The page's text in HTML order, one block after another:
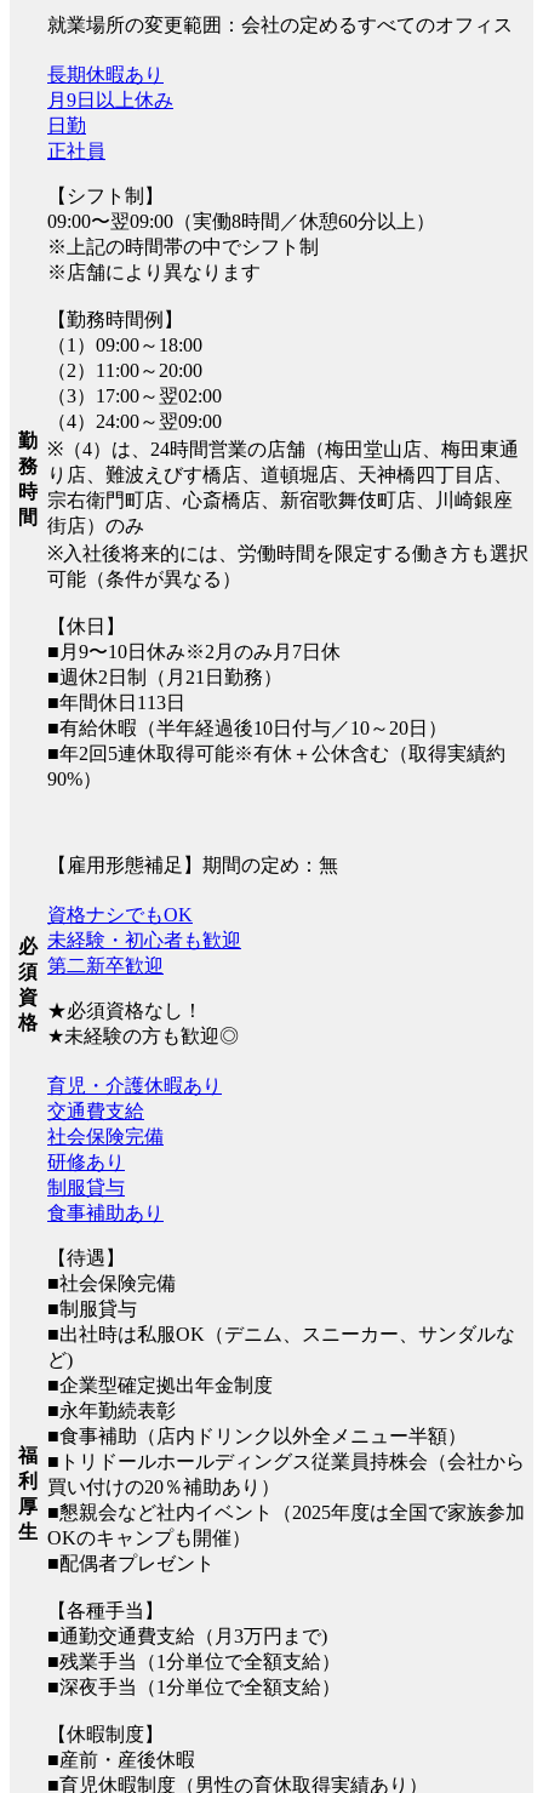
就業場所の変更範囲：会社の定めるすべてのオフィス
勤
務
時
間
長期休暇あり
月9日以上休み
日勤
正社員
【シフト制】
09:00〜翌09:00（実働8時間／休憩60分以上）
※上記の時間帯の中でシフト制
※店舗により異なります
【勤務時間例】
（1）09:00～18:00
（2）11:00～20:00
（3）17:00～翌02:00
（4）24:00～翌09:00
※（4）は、24時間営業の店舗（梅田堂山店、梅田東通
り店、難波えびす橋店、道頓堀店、天神橋四丁目店、
宗右衛門町店、心斎橋店、新宿歌舞伎町店、川崎銀座
街店）のみ
※入社後将来的には、労働時間を限定する働き方も選択
可能（条件が異なる）
【休日】
■月9〜10日休み※2月のみ月7日休
■週休2日制（月21日勤務）
■年間休日113日
■有給休暇（半年経過後10日付与／10～20日）
■年2回5連休取得可能※有休＋公休含む（取得実績約
90%）
【雇用形態補足】期間の定め：無
必
須
資
格
資格ナシでもOK
未経験・初心者も歓迎
第二新卒歓迎
★必須資格なし！
★未経験の方も歓迎◎
福
利
厚
生
育児・介護休暇あり
交通費支給
社会保険完備
研修あり
制服貸与
食事補助あり
【待遇】
■社会保険完備
■制服貸与
■出社時は私服OK（デニム、スニーカー、サンダルな
ど)
■企業型確定拠出年金制度
■永年勤続表彰
■食事補助（店内ドリンク以外全メニュー半額）
■トリドールホールディングス従業員持株会（会社から
買い付けの20％補助あり）
■懇親会など社内イベント（2025年度は全国で家族参加
OKのキャンプも開催）
■配偶者プレゼント
【各種手当】
■通勤交通費支給（月3万円まで)
■残業手当（1分単位で全額支給）
■深夜手当（1分単位で全額支給）
【休暇制度】
■産前・産後休暇
■育児休暇制度（男性の育休取得実績あり）